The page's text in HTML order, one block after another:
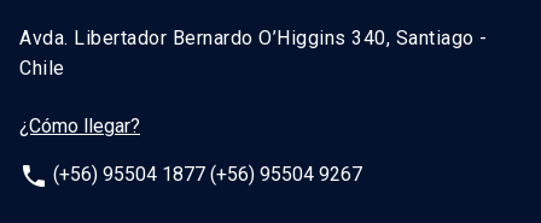
Avda. Libertador Bernardo O’Higgins 340, Santiago -
Chile
¿Cómo llegar?
phone (+56) 95504 1877 (+56) 95504 9267